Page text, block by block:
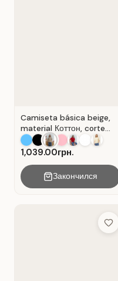
Camiseta básica beige,
material Коттон, corte
recto . Beige .
1,039.00грн.
Закончился